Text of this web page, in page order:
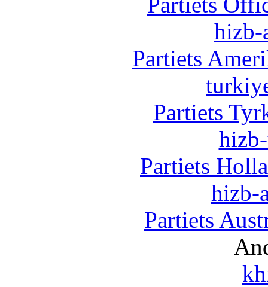
hizb-
Partiets
Partiets
Partiets
hizb-
Partiets